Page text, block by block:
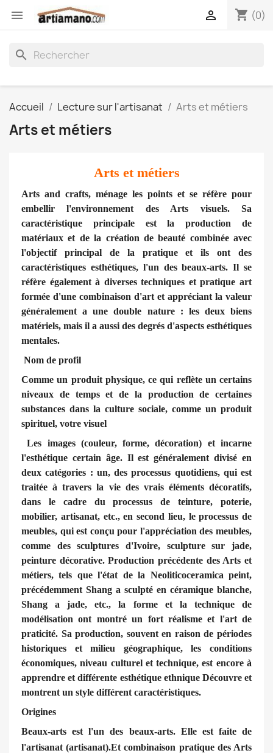
 shopping_cart (0)

search
Accueil Lecture sur l'artisanat Arts et métiers
Arts et métiers
Arts et métiers
Arts and crafts, ménage les points et se réfère pour
embellir l'environnement des Arts visuels. Sa
caractéristique principale est la production de
matériaux et de la création de beauté combinée avec
l'objectif principal de la pratique et ils ont des
caractéristiques esthétiques, l'un des beaux-arts. Il se
réfère également à diverses techniques et pratique art
formée d'une combinaison d'art et appréciant la valeur
généralement a une double nature : les deux biens
matériels, mais il a aussi des degrés d'aspects esthétiques
mentales.
Nom de profil
Comme un produit physique, ce qui reflète un certains
niveaux de temps et de la production de certaines
substances dans la culture sociale, comme un produit
spirituel, votre visuel
Les images (couleur, forme, décoration) et incarne
l'esthétique certain âge. Il est généralement divisé en
deux catégories : un, des processus quotidiens, qui est
traitée à travers la vie des vrais éléments décoratifs,
dans le cadre du processus de teinture, poterie,
mobilier, artisanat, etc., en second lieu, le processus de
meubles, qui est conçu pour l'appréciation des meubles,
comme des sculptures d'Ivoire, sculpture sur jade,
peinture décorative. Production précédente des Arts et
métiers, tels que l'état de la Neoliticoceramica peint,
précédemment Shang a sculpté en céramique blanche,
Shang a jade, etc., la forme et la technique de
modélisation ont montré un fort réalisme et l'art de
praticité. Sa production, souvent en raison de périodes
historiques et milieu géographique, les conditions
économiques, niveau culturel et technique, est encore à
apprendre et différente esthétique ethnique Découvre et
montrent un style différent caractéristiques.
Origines
Beaux-arts est l'un des beaux-arts. Elle est faite de
l'artisanat (artisanat).Et combinaison pratique des Arts